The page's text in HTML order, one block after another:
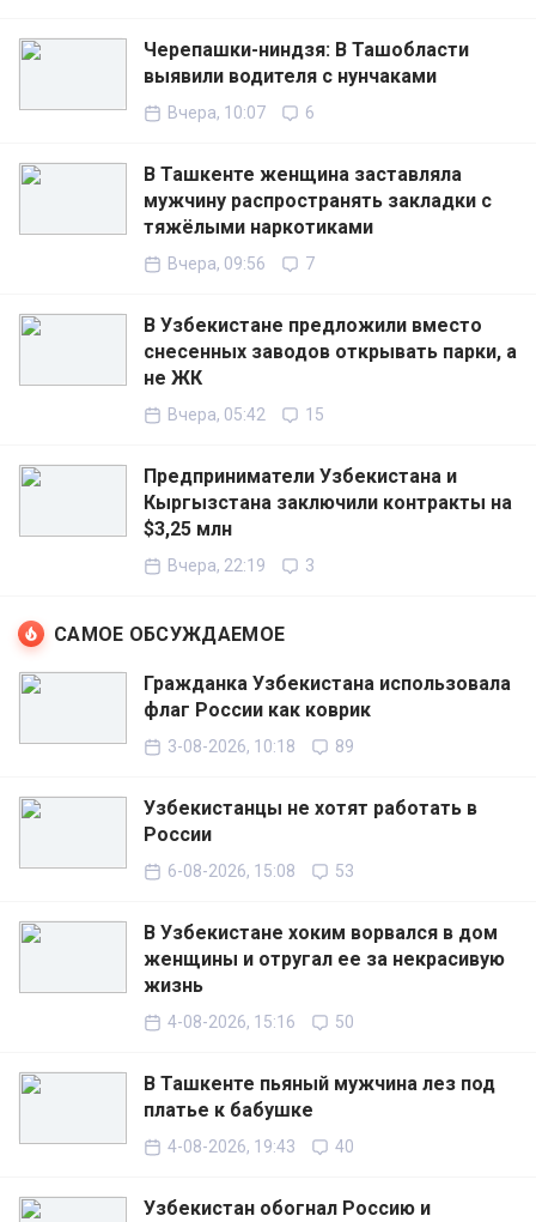
Черепашки-ниндзя: В Ташобласти
выявили водителя с нунчаками
Вчера, 10:07 6
В Ташкенте женщина заставляла
мужчину распространять закладки с
тяжёлыми наркотиками
Вчера, 09:56 7
В Узбекистане предложили вместо
снесенных заводов открывать парки, а
не ЖК
Вчера, 05:42 15
Предприниматели Узбекистана и
Кыргызстана заключили контракты на
$3,25 млн
Вчера, 22:19 3
САМОЕ ОБСУЖДАЕМОЕ
Гражданка Узбекистана использовала
флаг России как коврик
3-08-2026, 10:18 89
Узбекистанцы не хотят работать в
России
6-08-2026, 15:08 53
В Узбекистане хоким ворвался в дом
женщины и отругал ее за некрасивую
жизнь
4-08-2026, 15:16 50
В Ташкенте пьяный мужчина лез под
платье к бабушке
4-08-2026, 19:43 40
Узбекистан обогнал Россию и